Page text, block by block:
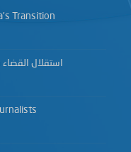
Transition
استقلال القضاء